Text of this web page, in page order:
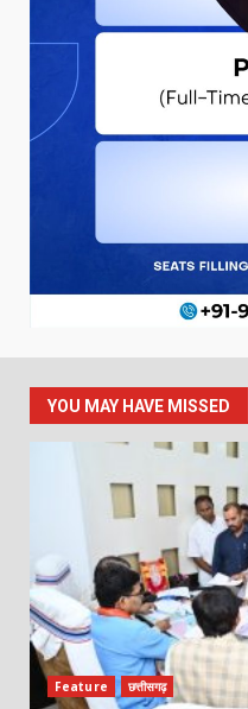
YOU MAY HAVE MISSED
Feature छत्तीसगढ़